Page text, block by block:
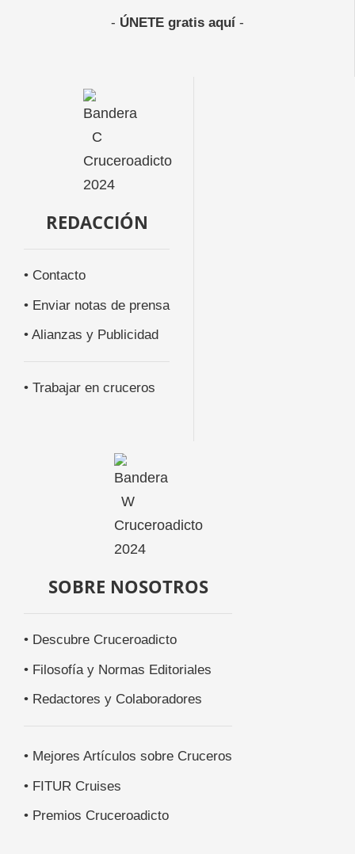
- ÚNETE gratis aquí-
REDACCIÓN
• Contacto
• Enviar notas de prensa
• Alianzas y Publicidad
• Trabajar en cruceros
SOBRE NOSOTROS
• Descubre Cruceroadicto
• Filosofía y Normas Editoriales
• Redactores y Colaboradores
• Mejores Artículos sobre Cruceros
• FITUR Cruises
• Premios Cruceroadicto